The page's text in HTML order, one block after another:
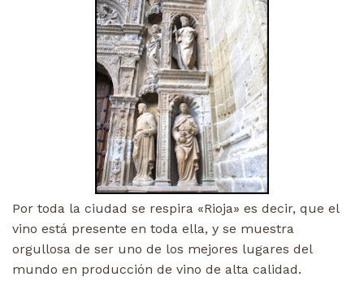
Por toda la ciudad se respira «Rioja» es decir, que el
vino está presente en toda ella, y se muestra
orgullosa de ser uno de los mejores lugares del
mundo en producción de vino de alta calidad.